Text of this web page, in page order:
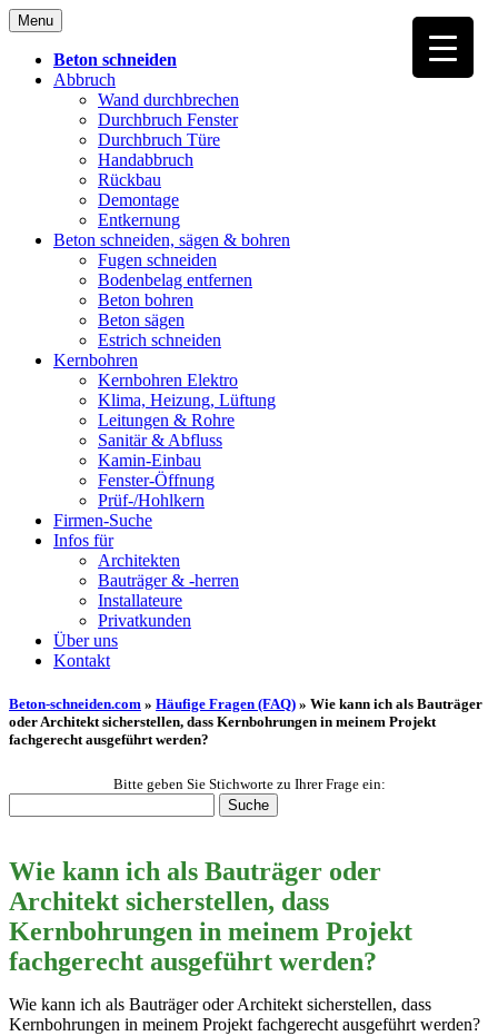
Skip
to
content
Menu
Beton schneiden
Abbruch
Wand durchbrechen
Durchbruch Fenster
Durchbruch Türe
Handabbruch
Rückbau
Demontage
Entkernung
Beton schneiden, sägen & bohren
Fugen schneiden
Bodenbelag entfernen
Beton bohren
Beton sägen
Estrich schneiden
Kernbohren
Kernbohren Elektro
Klima, Heizung, Lüftung
Leitungen & Rohre
Sanitär & Abfluss
Kamin-Einbau
Fenster-Öffnung
Prüf-/Hohlkern
Firmen-Suche
Infos für
Architekten
Bauträger & -herren
Installateure
Privatkunden
Über uns
Kontakt
Beton-schneiden.com » Häufige Fragen (FAQ) » Wie kann ich als Bauträger
oder Architekt sicherstellen, dass Kernbohrungen in meinem Projekt
fachgerecht ausgeführt werden?
Bitte geben Sie Stichworte zu Ihrer Frage ein:
Wie kann ich als Bauträger oder
Architekt sicherstellen, dass
Kernbohrungen in meinem Projekt
fachgerecht ausgeführt werden?
Wie kann ich als Bauträger oder Architekt sicherstellen, dass
Kernbohrungen in meinem Projekt fachgerecht ausgeführt werden?